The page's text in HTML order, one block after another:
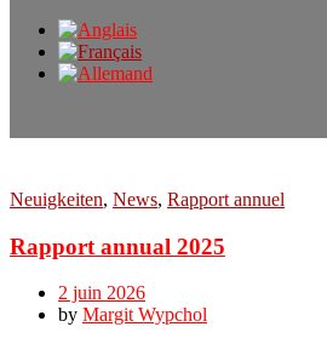
Neuigkeiten, News, Rapport annuel
Rapport annual 2025
2 juin 2026
by Margit Wypchol